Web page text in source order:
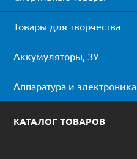
Товары для творчества
Аккумуляторы, ЗУ
Аппаратура и электроника
КАТАЛОГ ТОВАРОВ